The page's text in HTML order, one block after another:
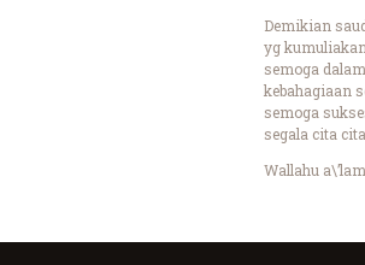
Demikian
yg kumuliakan,
semoga dalam
kebahagiaan
semoga
segala cita cita,
Wallahu a\’lam